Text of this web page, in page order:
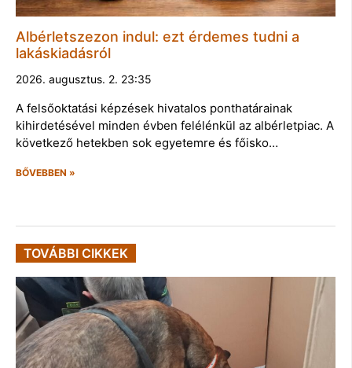
Albérletszezon indul: ezt érdemes tudni a
lakáskiadásról
2026. augusztus. 2. 23:35
A felsőoktatási képzések hivatalos ponthatárainak
kihirdetésével minden évben felélénkül az albérletpiac. A
következő hetekben sok egyetemre és főisko…
BŐVEBBEN »
TOVÁBBI CIKKEK